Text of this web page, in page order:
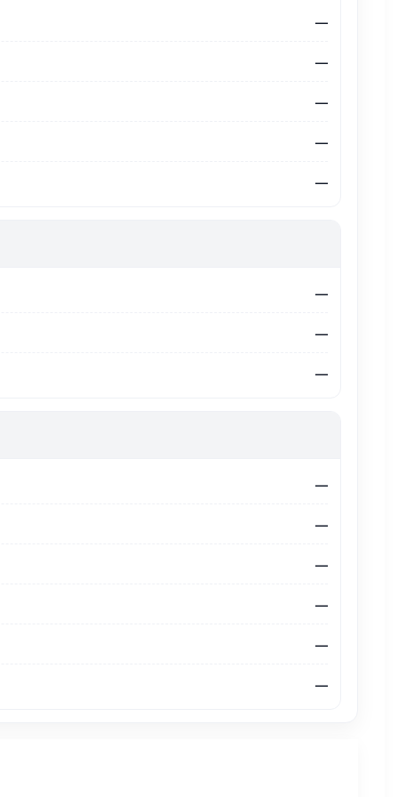
—
—
—
—
—
—
—
—
—
—
—
—
—
—